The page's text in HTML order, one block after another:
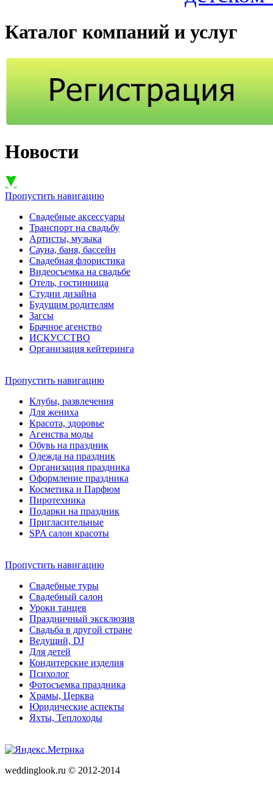
Каталог компаний и услуг
Новости
Пропустить навигацию
Свадебные аксессуары
Транспорт на свадьбу
Артисты, музыка
Сауна, баня, бассейн
Свадебная флористика
Видеосъемка на свадьбе
Отель, гостинница
Студии дизайна
Будущим родителям
Загсы
Брачное агенство
ИСКУССТВО
Организация кейтеринга
Пропустить навигацию
Клубы, развлечения
Для жениха
Красота, здоровье
Агенства моды
Обувь на праздник
Одежда на праздник
Организация праздника
Оформление праздника
Косметика и Парфюм
Пиротехника
Подарки на праздник
Пригласительные
SPA cалон красоты
Пропустить навигацию
Свадебные туры
Свадебный салон
Уроки танцев
Праздничный эксклюзив
Свадьба в другой стране
Ведущий, DJ
Для детей
Кондитерские изделия
Психолог
Фотосъемка праздника
Храмы, Церква
Юридические аспекты
Яхты, Теплоходы
weddinglook.ru © 2012-2014